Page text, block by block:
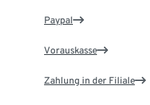
Paypal
Vorauskasse
Zahlung in der Filiale